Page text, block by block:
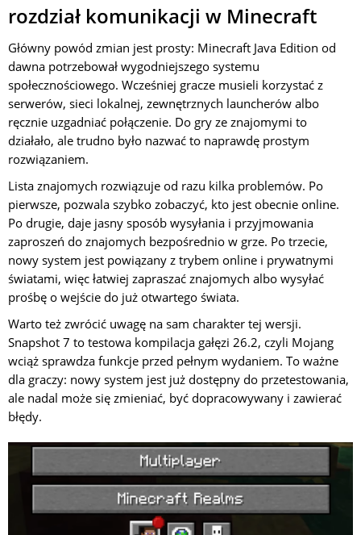
rozdział komunikacji w Minecraft
Główny powód zmian jest prosty: Minecraft Java Edition od
dawna potrzebował wygodniejszego systemu
społecznościowego. Wcześniej gracze musieli korzystać z
serwerów, sieci lokalnej, zewnętrznych launcherów albo
ręcznie uzgadniać połączenie. Do gry ze znajomymi to
działało, ale trudno było nazwać to naprawdę prostym
rozwiązaniem.
Lista znajomych rozwiązuje od razu kilka problemów. Po
pierwsze, pozwala szybko zobaczyć, kto jest obecnie online.
Po drugie, daje jasny sposób wysyłania i przyjmowania
zaproszeń do znajomych bezpośrednio w grze. Po trzecie,
nowy system jest powiązany z trybem online i prywatnymi
światami, więc łatwiej zapraszać znajomych albo wysyłać
prośbę o wejście do już otwartego świata.
Warto też zwrócić uwagę na sam charakter tej wersji.
Snapshot 7 to testowa kompilacja gałęzi 26.2, czyli Mojang
wciąż sprawdza funkcje przed pełnym wydaniem. To ważne
dla graczy: nowy system jest już dostępny do przetestowania,
ale nadal może się zmieniać, być dopracowywany i zawierać
błędy.